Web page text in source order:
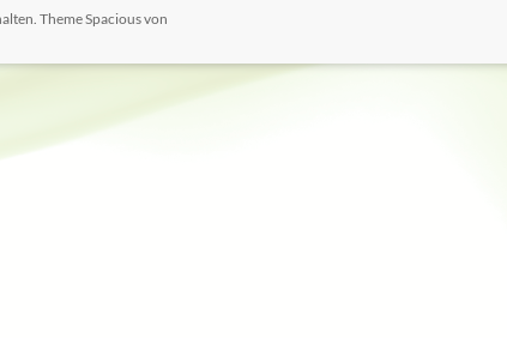
ThemeSpaciousvon